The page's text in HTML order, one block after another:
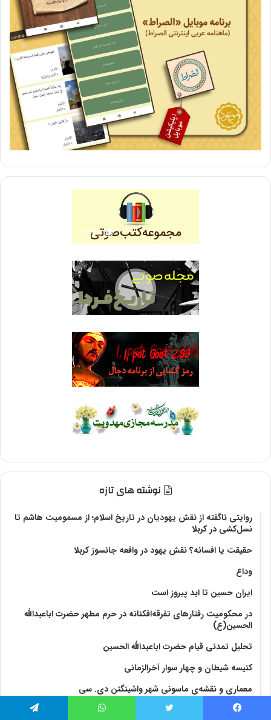
نوشته های تازه
روایتی ناگفته از نقش یهودیان در تاریخ اسلام؛ از مسمومیت هاشم تا
نسل‌کشی در کربلا
حقیقت یا افسانه؟‌ نقش یهود در واقعه جانسوز کربلا
وداع
ایران حسین تا ابد پیروز است
در محکومیت رفتارهای تفرقه‌افکنانه در حرم مطهر حضرت اباعبدالله
الحسین(ع)
تحلیل تمدنی قیام حضرت اباعبدالله الحسین
کنیسه شیطان و چهار سوار آخرالزمانی
معماری و نقشه‌ی ماسونی شهر واشينگتن دی. سی
شباهتهای گفتمان آخر‌الزّمانی در اسلام شیعی و زرتشتی